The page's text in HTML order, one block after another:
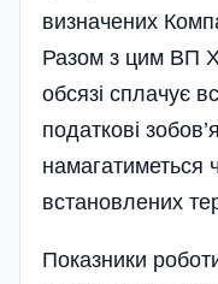
визначених
Разом з цим ВП
обсязі сплачує
податкові
намагатиметься
встановлених
Показники